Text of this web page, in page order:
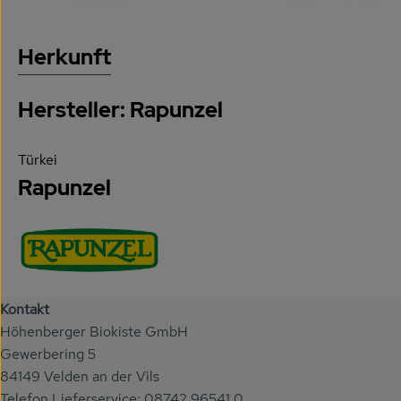
Herkunft
Hersteller: Rapunzel
Türkei
Rapunzel
Kontakt
Höhenberger Biokiste GmbH
Gewerbering 5
84149 Velden an der Vils